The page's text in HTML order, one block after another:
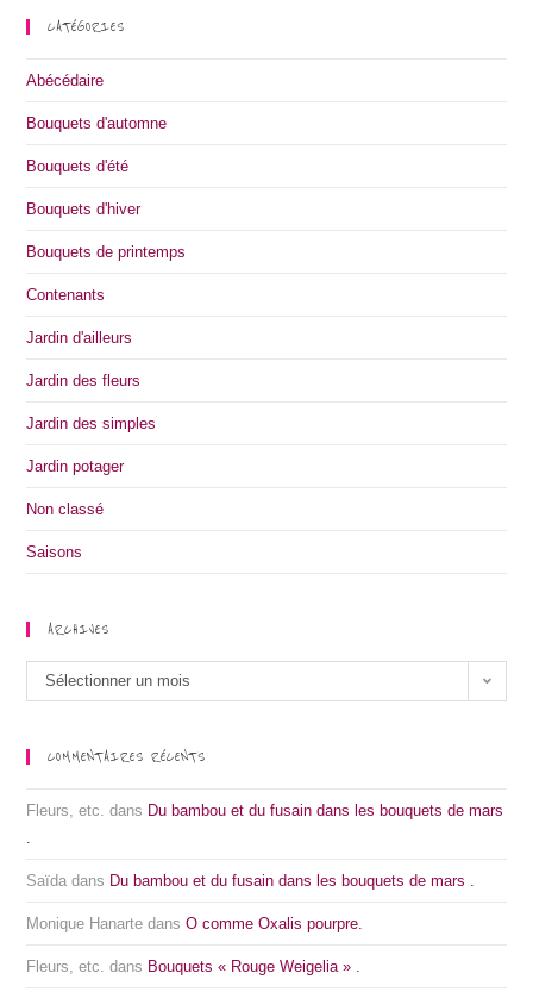
CATÉGORIES
Abécédaire
Bouquets d'automne
Bouquets d'été
Bouquets d'hiver
Bouquets de printemps
Contenants
Jardin d'ailleurs
Jardin des fleurs
Jardin des simples
Jardin potager
Non classé
Saisons
ARCHIVES
Sélectionner un mois
COMMENTAIRES RÉCENTS
Fleurs, etc. dans Du bambou et du fusain dans les bouquets de mars
Saïda dans Du bambou et du fusain dans les bouquets de mars .
Monique Hanarte dansO comme Oxalis pourpre.
Fleurs, etc. dans Bouquets « Rouge Weigelia » .